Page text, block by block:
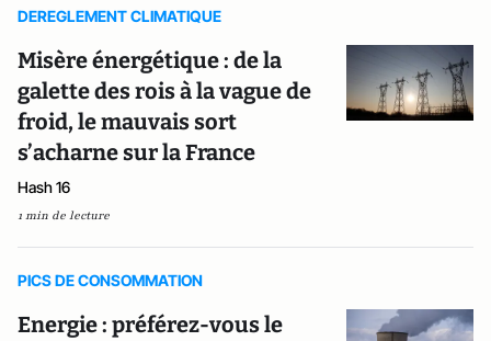
DEREGLEMENT CLIMATIQUE
Misère énergétique : de la
galette des rois à la vague de
froid, le mauvais sort
s’acharne sur la France
Hash 16
1 min de lecture
PICS DE CONSOMMATION
Energie : préférez-vous le